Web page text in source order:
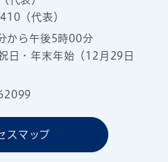
（代表）
から午後5時00分
日・年末年始（12月29日
スマップ